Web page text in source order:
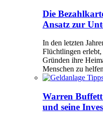
Die
Ansatz zur
In den letzten
Flüchtlingen erlebt,
Gründen ihre
Menschen zu helfen
Warren
und seine